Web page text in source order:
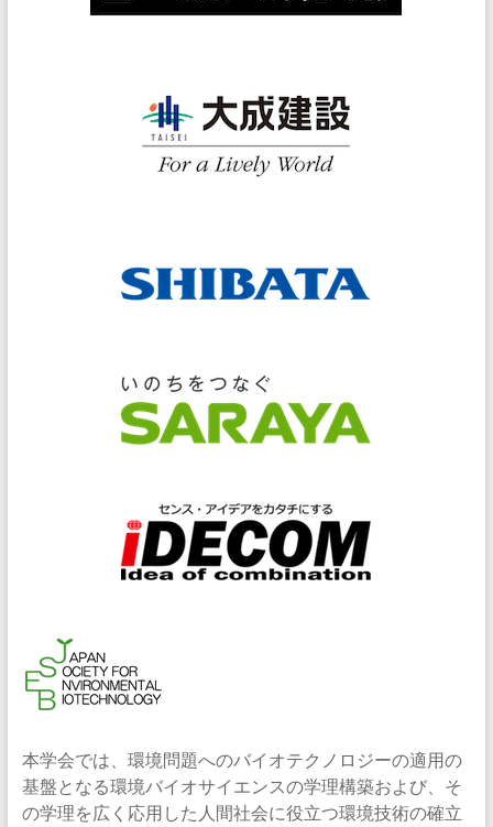
本学会では、環境問題へのバイオテクノロジーの適用の
基盤となる環境バイオサイエンスの学理構築および、そ
の学理を広く応用した人間社会に役立つ環境技術の確立